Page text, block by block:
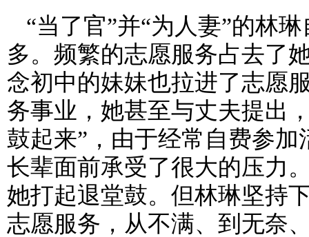
“当了官”并“为人妻”的林
多。频繁的志愿服务占去了
念初中的妹妹也拉进了志愿
务事业，她甚至与丈夫提出
鼓起来”，由于经常自费参
长辈面前承受了很大的压力
她打起退堂鼓。但林琳坚持
志愿服务，从不满、到无奈